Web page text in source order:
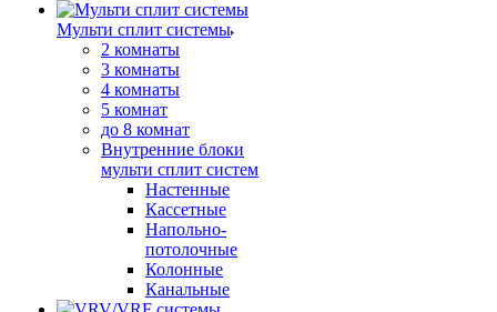
Мульти сплит системы
2 комнаты
3 комнаты
4 комнаты
5 комнат
до 8 комнат
Внутренние блоки
мульти сплит систем
Настенные
Кассетные
Напольно-
потолочные
Колонные
Канальные